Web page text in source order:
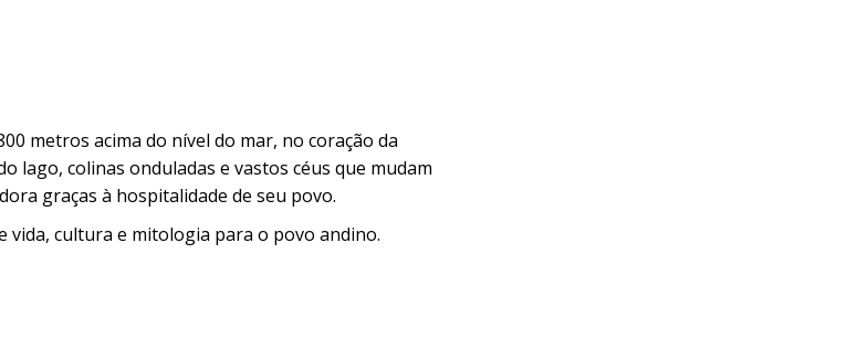
metros acima do nível do mar, no coração da
lago, colinas onduladas e vastos céus que mudam
graças à hospitalidade de seu povo.
vida, cultura e mitologia para o povo andino.